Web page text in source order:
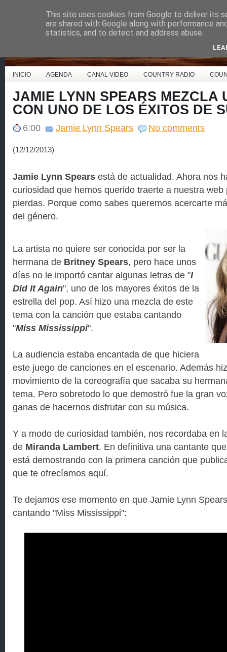
Country Music España
INICIO AGENDA CANAL VIDEO COUNTRY RADIO
JAMIE LYNN SPEARS MEZCLA
CON UNO DE LOS ÉXITOS DE
6:00 Jamie Lynn Spears No comments
(12/12/2013)
Jamie Lynn Spears está de actualidad. Ahora nos
curiosidad que hemos querido traerte a nuestra web
pierdas. Porque como sabes queremos acercarte
del género.
La artista no quiere ser conocida por ser la
hermana de Britney Spears, pero hace unos
días no le importó cantar algunas letras de "I
Did It Again", uno de los mayores éxitos de la
estrella del pop. Así hizo una mezcla de este
tema con la canción que estaba cantando
"Miss Mississippi".
La audiencia estaba encantada de que hiciera
este juego de canciones en el escenario. Además
movimiento de la coreografía que sacaba su
tema. Pero sobretodo lo que demostró fue la gran
ganas de hacernos disfrutar con su música.
Y a modo de curiosidad también, nos recordaba en
de Miranda Lambert. En definitiva una cantante
está demostrando con la primera canción que
que te ofrecíamos aquí.
Te dejamos ese momento en que Jamie Lynn
cantando "Miss Mississippi":
This site uses cookies from Google to deliver its
are shared with Google along with performance
statistics, and to detect and address abuse.